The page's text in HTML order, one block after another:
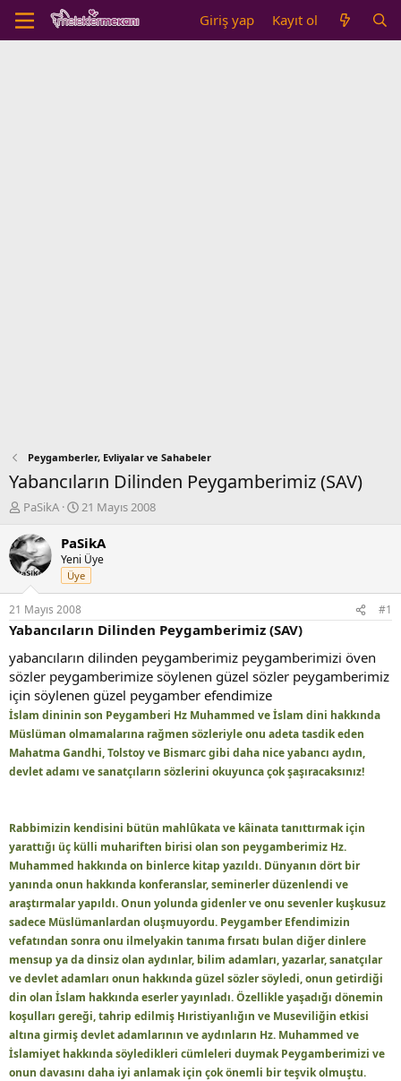
Giriş yap Kayıt ol
Peygamberler, Evliyalar ve Sahabeler
Yabancıların Dilinden Peygamberimiz (SAV)
K
n
b
u
y
u
b
a
ş
l
a
t
a
n
PaSikA
B
ş
a
n
ı
ç
a
r
i
h
i
21 Mayıs 2008
PaSikA
Yeni Üye
Üye
21 Mayıs 2008 #1
Yabancıların Dilinden Peygamberimiz (SAV)
yabancıların dilinden peygamberimiz peygamberimizi öven
sözler peygamberimize söylenen güzel sözler peygamberimiz
için söylenen güzel peygamber efendimize
İslam dininin son Peygamberi Hz Muhammed ve İslam dini hakkında
Müslüman olmamalarına rağmen sözleriyle onu adeta tasdik eden
Mahatma Gandhi, Tolstoy ve Bismarc gibi daha nice yabancı aydın,
devlet adamı ve sanatçıların sözlerini okuyunca çok şaşıracaksınız!
Rabbimizin kendisini bütün mahlûkata ve kâinata tanıttırmak için
yarattığı üç külli muhariften birisi olan son peygamberimiz Hz.
Muhammed hakkında on binlerce kitap yazıldı. Dünyanın dört bir
yanında onun hakkında konferanslar, seminerler düzenlendi ve
araştırmalar yapıldı. Onun yolunda gidenler ve onu sevenler kuşkusuz
sadece Müslümanlardan oluşmuyordu. Peygamber Efendimizin
vefatından sonra onu ilmelyakin tanıma fırsatı bulan diğer dinlere
mensup ya da dinsiz olan aydınlar, bilim adamları, yazarlar, sanatçılar
ve devlet adamları onun hakkında güzel sözler söyledi, onun getirdiği
din olan İslam hakkında eserler yayınladı. Özellikle yaşadığı dönemin
koşulları gereği, tahrip edilmiş Hıristiyanlığın ve Museviliğin etkisi
altına girmiş devlet adamlarının ve aydınların Hz. Muhammed ve
İslamiyet hakkında söyledikleri cümleleri duymak Peygamberimizi ve
onun davasını daha iyi anlamak için çok önemli bir teşvik olmuştu.